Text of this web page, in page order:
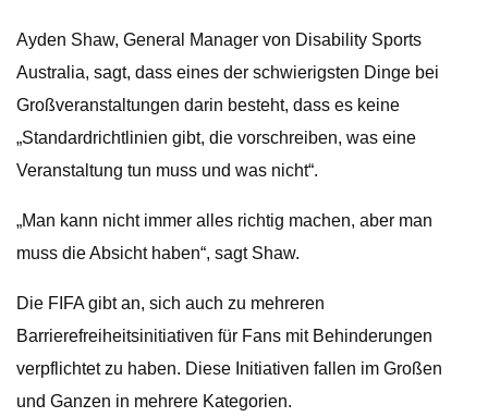
Ayden Shaw, General Manager von Disability Sports
Australia, sagt, dass eines der schwierigsten Dinge bei
Großveranstaltungen darin besteht, dass es keine
„Standardrichtlinien gibt, die vorschreiben, was eine
Veranstaltung tun muss und was nicht“.
„Man kann nicht immer alles richtig machen, aber man
muss die Absicht haben“, sagt Shaw.
Die FIFA gibt an, sich auch zu mehreren
Barrierefreiheitsinitiativen für Fans mit Behinderungen
verpflichtet zu haben. Diese Initiativen fallen im Großen
und Ganzen in mehrere Kategorien.